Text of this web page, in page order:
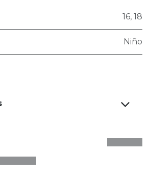
16, 18
Niño